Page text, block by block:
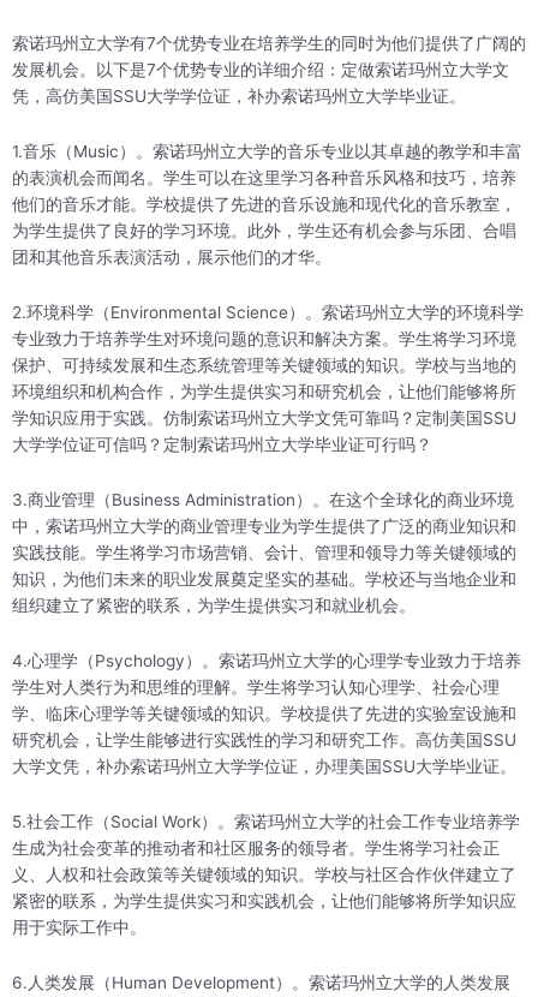
索诺玛州立大学有7个优势专业在培养学生的同时为他们提供了广阔的
发展机会。以下是7个优势专业的详细介绍：定做索诺玛州立大学文
凭，高仿美国SSU大学学位证，补办索诺玛州立大学毕业证。
1.音乐（Music）。索诺玛州立大学的音乐专业以其卓越的教学和丰富
的表演机会而闻名。学生可以在这里学习各种音乐风格和技巧，培养
他们的音乐才能。学校提供了先进的音乐设施和现代化的音乐教室，
为学生提供了良好的学习环境。此外，学生还有机会参与乐团、合唱
团和其他音乐表演活动，展示他们的才华。
2.环境科学（Environmental Science）。索诺玛州立大学的环境科学
专业致力于培养学生对环境问题的意识和解决方案。学生将学习环境
保护、可持续发展和生态系统管理等关键领域的知识。学校与当地的
环境组织和机构合作，为学生提供实习和研究机会，让他们能够将所
学知识应用于实践。仿制索诺玛州立大学文凭可靠吗？定制美国SSU
大学学位证可信吗？定制索诺玛州立大学毕业证可行吗？
3.商业管理（Business Administration）。在这个全球化的商业环境
中，索诺玛州立大学的商业管理专业为学生提供了广泛的商业知识和
实践技能。学生将学习市场营销、会计、管理和领导力等关键领域的
知识，为他们未来的职业发展奠定坚实的基础。学校还与当地企业和
组织建立了紧密的联系，为学生提供实习和就业机会。
4.心理学（Psychology）。索诺玛州立大学的心理学专业致力于培养
学生对人类行为和思维的理解。学生将学习认知心理学、社会心理
学、临床心理学等关键领域的知识。学校提供了先进的实验室设施和
研究机会，让学生能够进行实践性的学习和研究工作。高仿美国SSU
大学文凭，补办索诺玛州立大学学位证，办理美国SSU大学毕业证。
5.社会工作（Social Work）。索诺玛州立大学的社会工作专业培养学
生成为社会变革的推动者和社区服务的领导者。学生将学习社会正
义、人权和社会政策等关键领域的知识。学校与社区合作伙伴建立了
紧密的联系，为学生提供实习和实践机会，让他们能够将所学知识应
用于实际工作中。
6.人类发展（Human Development）。索诺玛州立大学的人类发展